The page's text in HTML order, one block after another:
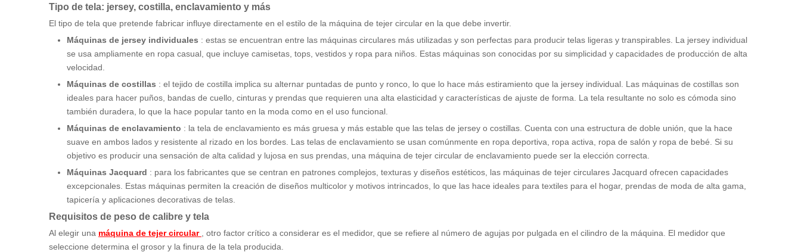
Tipo de tela: jersey, costilla, enclavamiento y más
El tipo de tela que pretende fabricar influye directamente en el estilo de la máquina de tejer circular en la que debe invertir.
Máquinas de jersey individuales : estas se encuentran entre las máquinas circulares más utilizadas y son perfectas para producir telas ligeras y transpirables. La jersey individual
se usa ampliamente en ropa casual, que incluye camisetas, tops, vestidos y ropa para niños. Estas máquinas son conocidas por su simplicidad y capacidades de producción de alta
velocidad.
Máquinas de costillas : el tejido de costilla implica su alternar puntadas de punto y ronco, lo que lo hace más estiramiento que la jersey individual. Las máquinas de costillas son
ideales para hacer puños, bandas de cuello, cinturas y prendas que requieren una alta elasticidad y características de ajuste de forma. La tela resultante no solo es cómoda sino
también duradera, lo que la hace popular tanto en la moda como en el uso funcional.
Máquinas de enclavamiento : la tela de enclavamiento es más gruesa y más estable que las telas de jersey o costillas. Cuenta con una estructura de doble unión, que la hace
suave en ambos lados y resistente al rizado en los bordes. Las telas de enclavamiento se usan comúnmente en ropa deportiva, ropa activa, ropa de salón y ropa de bebé. Si su
objetivo es producir una sensación de alta calidad y lujosa en sus prendas, una máquina de tejer circular de enclavamiento puede ser la elección correcta.
Máquinas Jacquard : para los fabricantes que se centran en patrones complejos, texturas y diseños estéticos, las máquinas de tejer circulares Jacquard ofrecen capacidades
excepcionales. Estas máquinas permiten la creación de diseños multicolor y motivos intrincados, lo que las hace ideales para textiles para el hogar, prendas de moda de alta gama,
tapicería y aplicaciones decorativas de telas.
Requisitos de peso de calibre y tela
Al elegir una máquina de tejer circular
, otro factor crítico a considerar es el medidor, que se refiere al número de agujas por pulgada en el cilindro de la máquina. El medidor que
seleccione determina el grosor y la finura de la tela producida.